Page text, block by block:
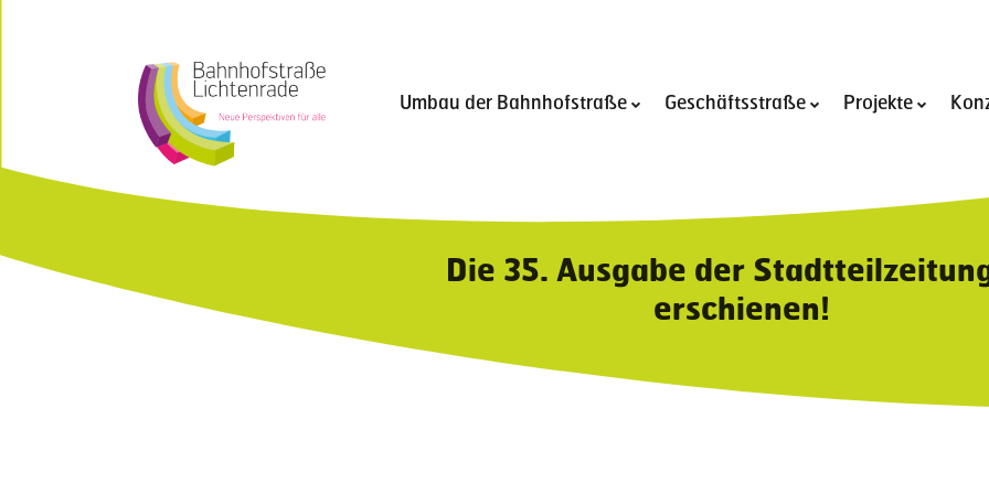
Umbau der Bahnhofstraße OpenGeschäftsstraße OpenProjekte Open
Die 35. Ausgabe der
erschienen!